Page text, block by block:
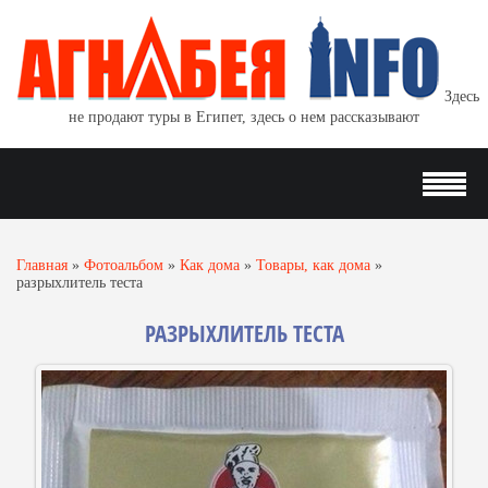
Здесь
не продают туры в Египет, здесь о нем рассказывают
Главная » Фотоальбом » Как дома » Товары, как дома »
разрыхлитель теста
РАЗРЫХЛИТЕЛЬ ТЕСТА